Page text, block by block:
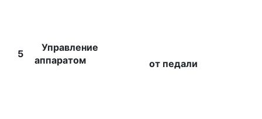
5
Управление
аппаратом
от педали